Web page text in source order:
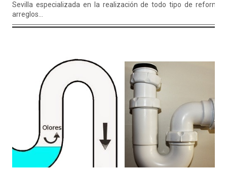
Sevilla especializada en la realización de todo tipo de reformas,
arreglos...